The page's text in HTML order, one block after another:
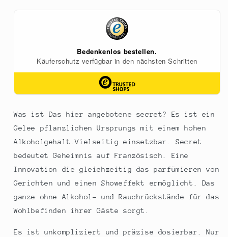
Was ist Das hier angebotene secret? Es ist ein
Gelee pflanzlichen Ursprungs mit einem hohen
Alkoholgehalt.Vielseitig einsetzbar. Secret
bedeutet Geheimnis auf Französisch. Eine
Innovation die gleichzeitig das parfümieren von
Gerichten und einen Showeffekt ermöglicht. Das
ganze ohne Alkohol- und Rauchrückstände für das
Wohlbefinden ihrer Gäste sorgt.
Es ist unkompliziert und präzise dosierbar. Nur